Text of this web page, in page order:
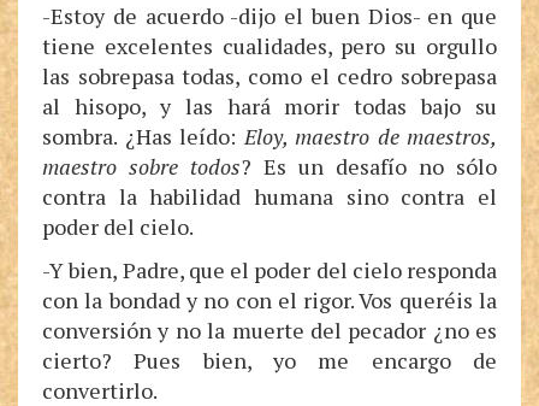
-Estoy de acuerdo -dijo el buen Dios- en que
tiene excelentes cualidades, pero su orgullo
las sobrepasa todas, como el cedro sobrepasa
al hisopo, y las hará morir todas bajo su
sombra. ¿Has leído:Eloy, maestro de maestros,
maestro sobre todos? Es un desafío no sólo
contra la habilidad humana sino contra el
poder del cielo.
-Y bien, Padre, que el poder del cielo responda
con la bondad y no con el rigor. Vos queréis la
conversión y no la muerte del pecador ¿no es
cierto? Pues bien, yo me encargo de
convertirlo.